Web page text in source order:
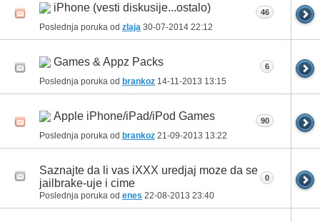
iPhone (vesti diskusije...ostalo)
Poslednja poruka od zlaja 30-07-2014 22:12
46
Games & Appz Packs
Poslednja poruka od brankoz 14-11-2013 13:15
6
Apple iPhone/iPad/iPod Games
Poslednja poruka od brankoz 21-09-2013 13:22
90
Saznajte da li vas iXXX uredjaj moze da se
jailbrake-uje i cime
Poslednja poruka od enes 22-08-2013 23:40
0